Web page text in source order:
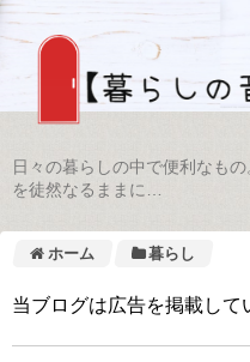
日々の暮らしの中で便利なも
を徒然なるままに…
ホーム 暮らし
当ブログは広告を掲載して